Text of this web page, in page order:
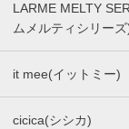
LARME MELTY
ムメルティシリーズ
it mee(イットミー)
cicica(シシカ)